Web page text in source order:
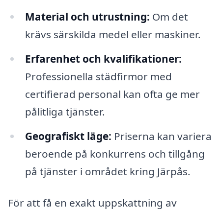
Material och utrustning: Om det
krävs särskilda medel eller maskiner.
Erfarenhet och kvalifikationer:
Professionella städfirmor med
certifierad personal kan ofta ge mer
pålitliga tjänster.
Geografiskt läge: Priserna kan variera
beroende på konkurrens och tillgång
på tjänster i området kring Järpås.
För att få en exakt uppskattning av